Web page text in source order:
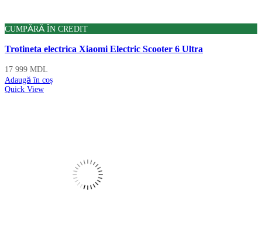
CUMPĂRĂ ÎN CREDIT
Trotineta electrica Xiaomi Electric Scooter 6 Ultra
17 999 MDL
Adaugă în coș
Quick View